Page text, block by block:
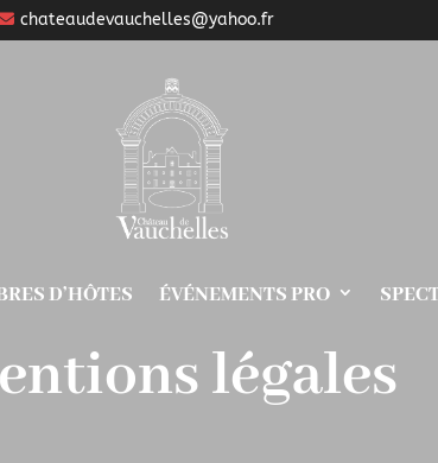
chateaudevauchelles@yahoo.fr
D’HÔTES ÉVÉNEMENTS PRO
légales